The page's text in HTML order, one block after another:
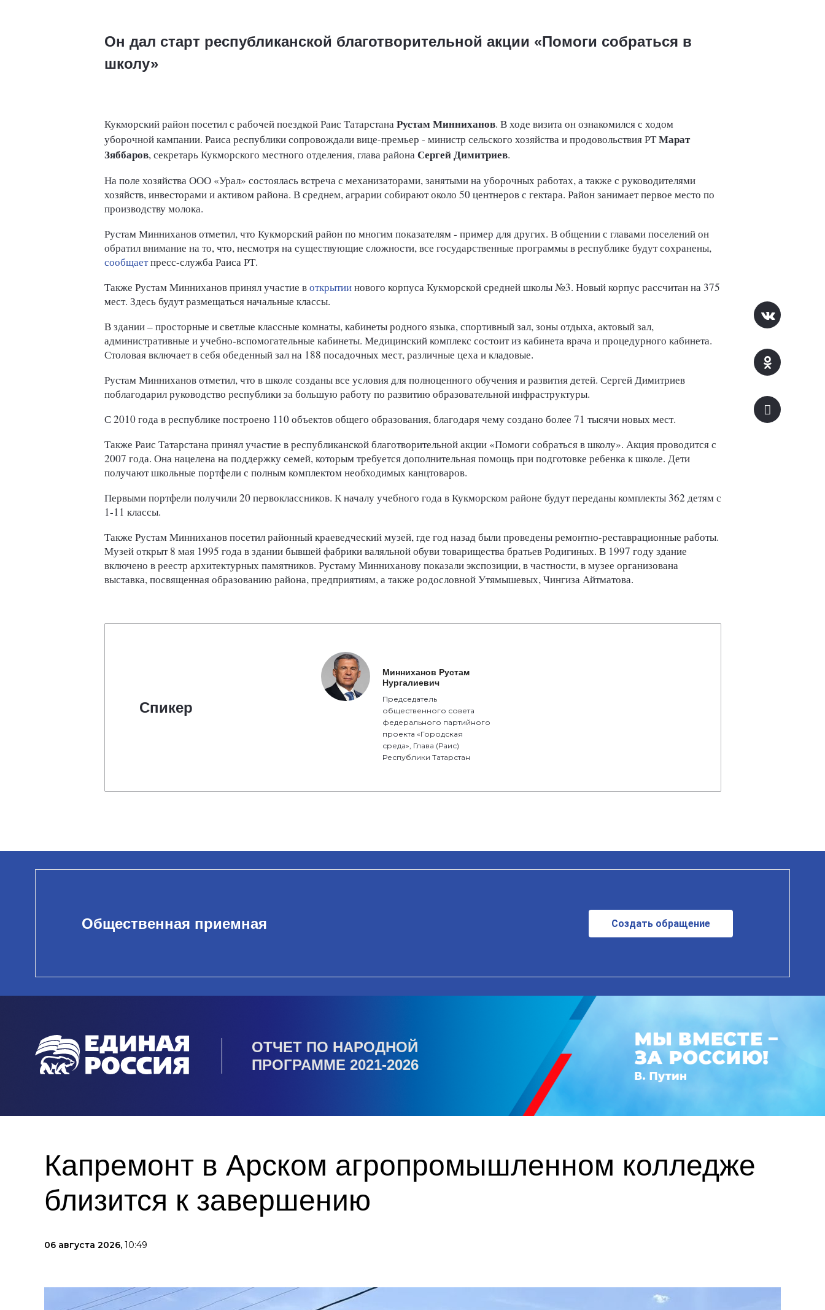
Он дал старт республиканской благотворительной акции «Помоги собраться в
школу»
Кукморский район посетил с рабочей поездкой Раис ТатарстанаРустам Минниханов. В ходе визита он ознакомился с ходом
уборочной кампании. Раиса республики сопровождали вице-премьер - министр сельского хозяйства и продовольствия РТМарат
Зяббаров, секретарь Кукморского местного отделения, глава районаСергей Димитриев.
На поле хозяйства ООО «Урал» состоялась встреча с механизаторами, занятыми на уборочных работах, а также с руководителями
хозяйств, инвесторами и активом района. В среднем, аграрии собирают около 50 центнеров с гектара. Район занимает первое место по
производству молока.
Рустам Минниханов отметил, что Кукморский район по многим показателям - пример для других. В общении с главами поселений он
обратил внимание на то, что, несмотря на существующие сложности, все государственные программы в республике будут сохранены,
сообщаетпресс-служба Раиса РТ.
Также Рустам Минниханов принял участие воткрытиинового корпуса Кукморской средней школы №3. Новый корпус рассчитан на 375
мест. Здесь будут размещаться начальные классы.
В здании – просторные и светлые классные комнаты, кабинеты родного языка, спортивный зал, зоны отдыха, актовый зал,
административные и учебно-вспомогательные кабинеты. Медицинский комплекс состоит из кабинета врача и процедурного кабинета.
Столовая включает в себя обеденный зал на 188 посадочных мест, различные цеха и кладовые.
Рустам Минниханов отметил, что в школе созданы все условия для полноценного обучения и развития детей. Сергей Димитриев
поблагодарил руководство республики за большую работу по развитию образовательной инфраструктуры.
С 2010 года в республике построено 110 объектов общего образования, благодаря чему создано более 71 тысячи новых мест.
Также Раис Татарстана принял участие в республиканской благотворительной акции «Помоги собраться в школу». Акция проводится с
2007 года. Она нацелена на поддержку семей, которым требуется дополнительная помощь при подготовке ребенка к школе. Дети
получают школьные портфели с полным комплектом необходимых канцтоваров.
Первыми портфели получили 20 первоклассников. К началу учебного года в Кукморском районе будут переданы комплекты 362 детям с
1-11 классы.
Также Рустам Минниханов посетил районный краеведческий музей, где год назад были проведены ремонтно-реставрационные работы.
Музей открыт 8 мая 1995 года в здании бывшей фабрики валяльной обуви товарищества братьев Родигиных. В 1997 году здание
включено в реестр архитектурных памятников. Рустаму Минниханову показали экспозиции, в частности, в музее организована
выставка, посвященная образованию района, предприятиям, а также родословной Утямышевых, Чингиза Айтматова.
Спикер
Минниханов Рустам
Нургалиевич
Председатель
общественного совета
федерального партийного
проекта «Городская
среда», Глава (Раис)
Республики Татарстан
Общественная приемная Создать обращение
ОТЧЕТ ПО НАРОДНОЙ
ПРОГРАММЕ 2021-2026
Капремонт в Арском агропромышленном колледже
близится к завершению
06 августа 2026, 10:49